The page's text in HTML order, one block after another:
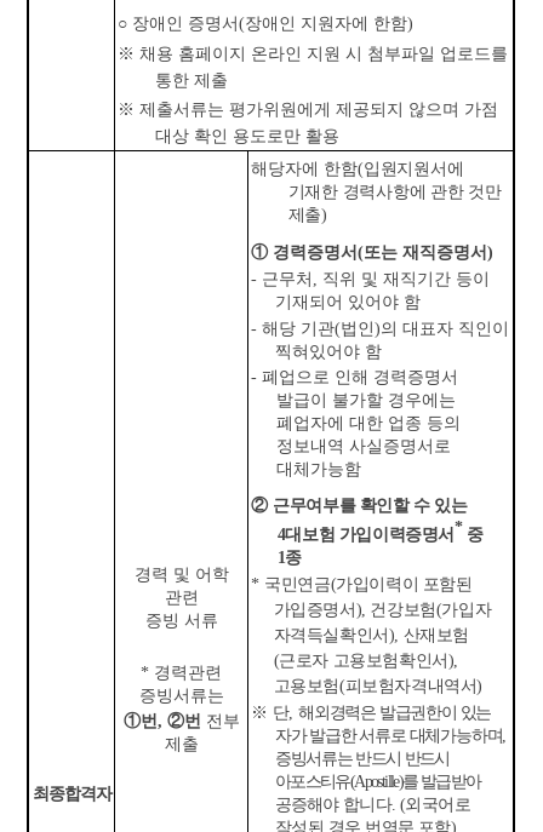
○ 장애인 증명서(장애인 지원자에 한함)
※ 채용 홈페이지 온라인 지원 시 첨부파일 업로드를
통한 제출
※제출서류는 평가위원에게 제공되지 않으며 가점
대상 확인 용도로만 활용
최종합격자
경력 및 어학
관련
증빙 서류
* 경력관련
증빙서류는
①번, ②번 전부
제출
해당자에 한함(입원지원서에
기재한 경력사항에 관한 것만
제출)
① 경력증명서(또는 재직증명서)
- 근무처
직위 및 재직기간 등이
기재되어 있어야 함
-해당 기관(법인)의 대표자 직인이
찍혀있어야 함
-폐업으로 인해 경력증명서
발급이 불가할 경우에는
폐업자에 대한 업종 등의
정보내역 사실증명서로
대체가능함
② 근무여부를 확인할 수 있는
4대보험 가입이력증명서* 중
1종
* 국민연금(가입이력이 포함된
가입증명서), 건강보험(가입자
자격득실확인서), 산재보험
(근로자 고용보험확인서),
고용보험(피보험자격내역서)
※ 단, 해외경력은 발급권한이 있는
자가 발급한 서류로 대체가능하며
증빙서류는 반드시 반드시
아포스티유(Apostille)를 발급받아
공증해야 합니다. (외국어로
작성된 경우 번역문 포함)